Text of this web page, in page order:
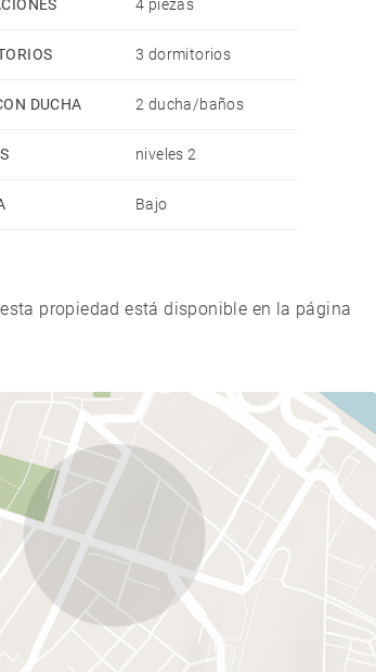
4 piezas
3 dormitorios
DUCHA 2 ducha/baños
niveles 2
Bajo
propiedad está disponible en la página